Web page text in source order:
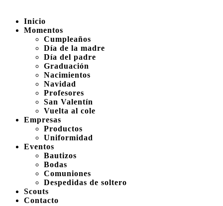
Inicio
Momentos
Cumpleaños
Día de la madre
Día del padre
Graduación
Nacimientos
Navidad
Profesores
San Valentín
Vuelta al cole
Empresas
Productos
Uniformidad
Eventos
Bautizos
Bodas
Comuniones
Despedidas de soltero
Scouts
Contacto